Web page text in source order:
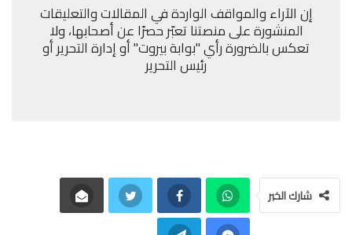
إن الآراء والمواقف الواردة في المقالات والتعليقات
المنشورة على منصتنا تعبّر حصرًا عن أصحابها، ولا
تعكس بالضرورة رأي "بوابة بيروت" أو إدارة التحرير أو
رئيس التحرير
شارك الخبر